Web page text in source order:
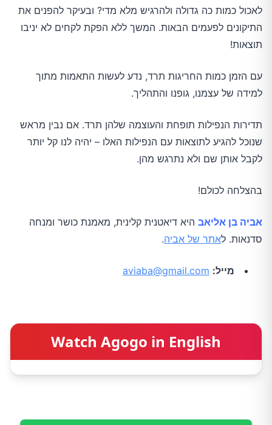
לאכול כמות כה גדולה ולהרגיש מלא מדי? ובעיקר להפנים את
התיקונים לפעמים הבאות. המשך ללא הפקת לקחים לא יניבו
תוצאות!
עם הזמן כמות החריגות תרד, נדע לעשות התאמות מתוך
למידה של עצמנו, גופנו והתהליך.
תדירות הנפילות תופחת והעוצמה שלהן תרד. אם נבין מראש
שנוכל להגיע לתוצאות עם הנפילות האלו – יהיה לנו קל יותר
לקבל אותן שם ולא נתרגש מהן.
בהצלחה לכולם!
אביה בן אליאב היא דיאטנית קלינית, מאמנת כושר ומנחה
סדנאות. לאתר של אביה.
מייל: aviaba@gmail.com
Watch Agogo in English